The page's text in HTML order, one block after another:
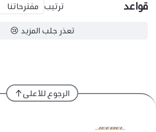
قواعد ترتيب
تعذر جلب المزيد 😢
الرجوع للأعلى